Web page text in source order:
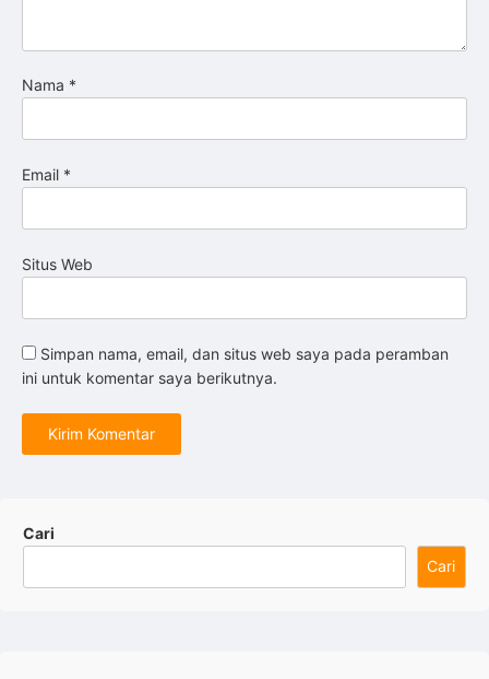
Nama *
Email *
Situs Web
Simpan nama, email, dan situs web saya pada peramban
ini untuk komentar saya berikutnya.
Cari
Cari